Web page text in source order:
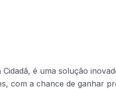
é uma solução
com a chance de ganhar